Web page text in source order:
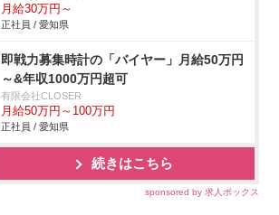
月給30万円～
正社員 / 愛知県
即戦力募集時計の「バイヤー」月給50万円
～&年収1000万円超可
有限会社CLOSER
月給50万円～100万円
正社員 / 愛知県
続きはこちら
sponsored by 求人ボックス